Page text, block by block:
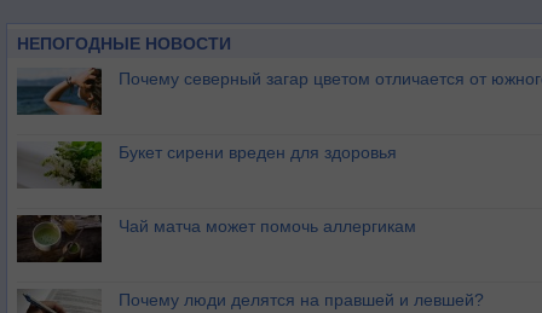
НЕПОГОДНЫЕ НОВОСТИ
Почему северный загар цветом отличается от
Букет сирени вреден для здоровья
Чай матча может помочь аллергикам
Почему люди делятся на правшей и левшей?